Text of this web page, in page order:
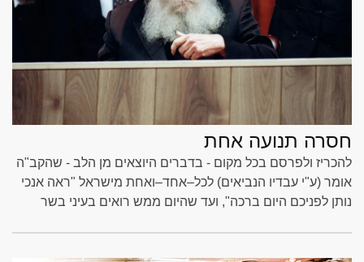
חסרה תנועה אחת
להכריז ולפרסם בכל מקום - בדברים היוצאים מן הלב - שהקב"ה
אומר (ע"י עבדיו הנביאים) לכל–אחד–ואחת מישראל "ראה אנכי
נותן לפניכם היום ברכה", ועד שהיום ממש רואים בעיני בשר